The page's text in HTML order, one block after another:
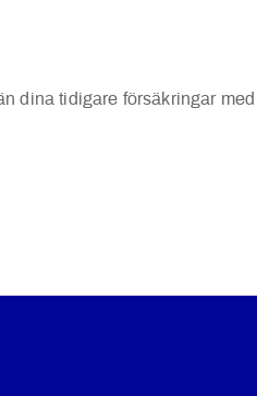
dina tidigare försäkringar